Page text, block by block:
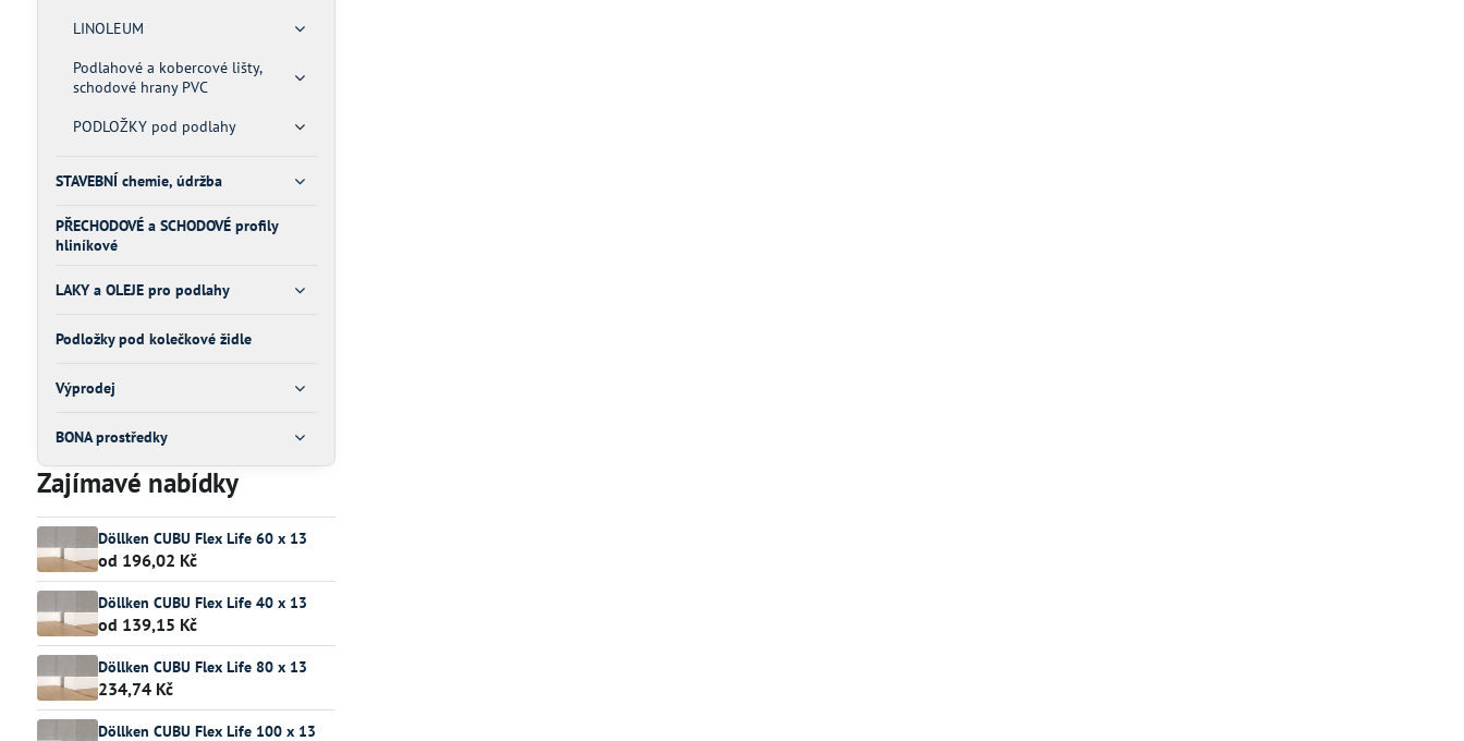
LINOLEUM
Podlahové a kobercové lišty,
schodové hrany PVC
PODLOŽKY pod podlahy
STAVEBNÍ chemie, údržba
PŘECHODOVÉ a SCHODOVÉ profily
hliníkové
LAKY a OLEJE pro podlahy
Podložky pod kolečkové židle
Výprodej
BONA prostředky
Zajímavé nabídky
Döllken CUBU Flex Life 60 x 13
od 196,02 Kč
Döllken CUBU Flex Life 40 x 13
od 139,15 Kč
Döllken CUBU Flex Life 80 x 13
234,74 Kč
Döllken CUBU Flex Life 100 x 13